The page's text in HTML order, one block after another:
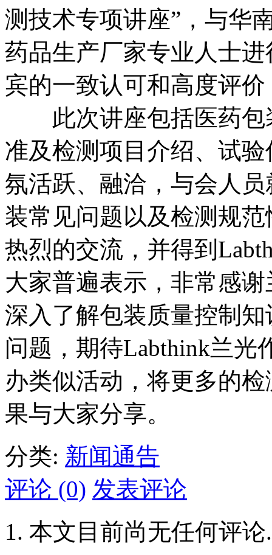
测技术专项讲座”，与华
药品生产厂家专业人士
宾的一致认可和高度评价
此次讲座包括医药包
准及检测项目介绍、试
氛活跃、融洽，与会人
装常见问题以及检测规
热烈的交流，并得到
大家普遍表示，非常感
深入了解包装质量控制
问题，期待Labthink兰光
办类似活动，将更多的
果与大家分享。
分类: 新闻通告
评论 (0) 发表评论
本文目前尚无任何评论.